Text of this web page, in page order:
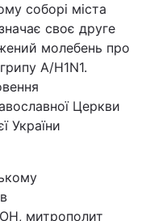
соборі міста
своє друге
молебень про
A/Н1N1.
Церкви
України
митрополит